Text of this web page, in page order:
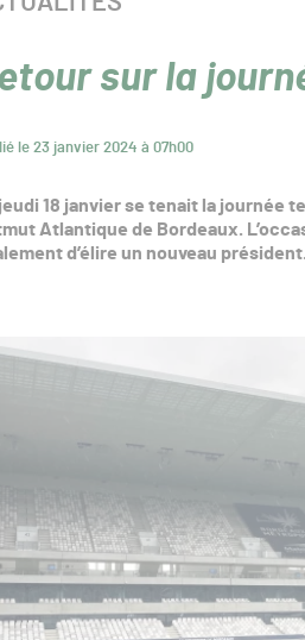
sur la
le 23 janvier 2024 à 07h00
18 janvier se tenait la journée
Atlantique de Bordeaux.
d’élire un nouveau président.